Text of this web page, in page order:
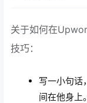
关于如何在
技巧：
写一小句话
间在他身上。